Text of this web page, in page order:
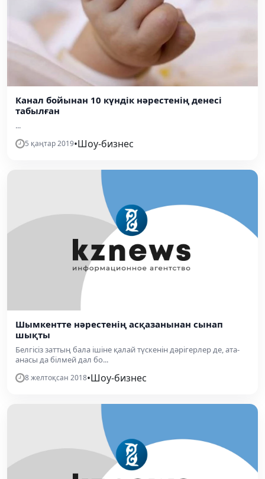
Канал бойынан 10 күндік нәрестенің денесі
табылған
...
5 қаңтар 2019•Шоу-бизнес
Шымкентте нәрестенің асқазанынан сынап
шықты
Белгісіз заттың бала ішіне қалай түскенін дәрігерлер де, ата-
анасы да білмей дал бо...
8 желтоқсан 2018•Шоу-бизнес